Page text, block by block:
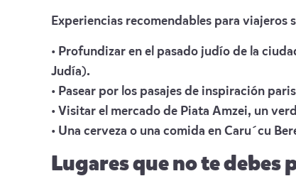
Experiencias recomendables para viajeros
• Profundizar en el pasado judío de la
Judía).
• Pasear por los pasajes de inspiración
• Visitar el mercado de Piata Amzei, un
• Una cerveza o una comida en Caru´cu
Lugares que no te debes